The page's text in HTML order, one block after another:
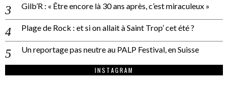
Gilb’R : « Être encore là 30 ans après, c’est miraculeux »
Plage de Rock : et si on allait à Saint Trop’ cet été ?
Un reportage pas neutre au PALP Festival, en Suisse
INSTAGRAM